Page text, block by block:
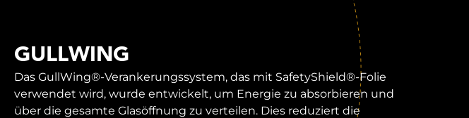
GULLWING
Das GullWing®-Verankerungssystem, das mit SafetyShield®-Folie
verwendet wird, wurde entwickelt, um Energie zu absorbieren und
über die gesamte Glasöffnung zu verteilen. Dies reduziert die